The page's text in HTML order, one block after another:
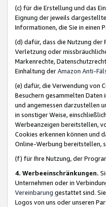
(c) für die Erstellung und das
Eignung der jeweils
Informationen, die Sie in einen
(d) dafür, dass die Nutzung
Verletzung oder
Markenrechte,
Einhaltung derAmazon Anti-
(e) dafür, die Verwendung von
Besuchern gesammelten
und angemessen darzustellen
in sonstiger Weise,
Werbeanzeigen bereitstellen,
Cookies erkennen können und
Online-Werbung bereitstellen,
(f) für Ihre Nutzung, der
4. Werbeeinschränkungen.
Unternehmen oder in
Vereinbarung gestattet sind.
Logos von uns oder unseren